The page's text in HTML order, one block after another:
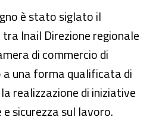
è stato siglato il
Inail Direzione regionale
di commercio di
una forma qualificata di
realizzazione di iniziative
sicurezza sul lavoro.